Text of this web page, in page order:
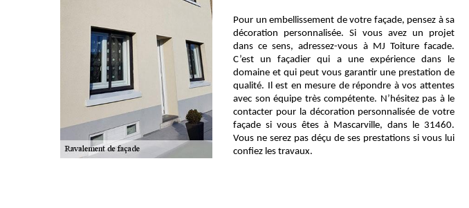
Pour un embellissement de votre façade, pensez à sa
décoration personnalisée. Si vous avez un projet
dans ce sens, adressez-vous à MJ Toiture facade.
C’est un façadier qui a une expérience dans le
domaine et qui peut vous garantir une prestation de
qualité. Il est en mesure de répondre à vos attentes
avec son équipe très compétente. N’hésitez pas à le
contacter pour la décoration personnalisée de votre
façade si vous êtes à Mascarville, dans le 31460.
Vous ne serez pas déçu de ses prestations si vous lui
confiez les travaux.